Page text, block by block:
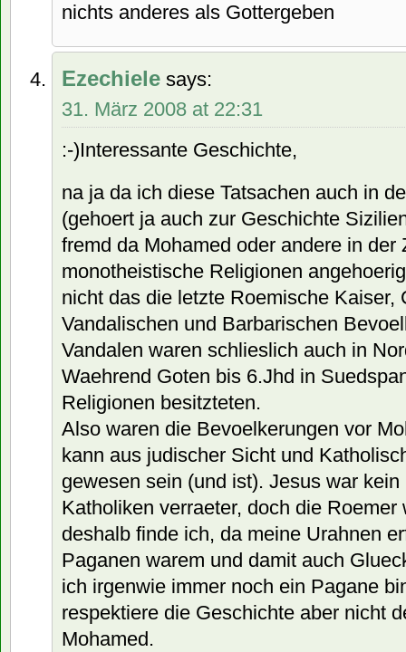
nichts anderes als Gottergeben
Ezechiele says:
31. März 2008 at 22:31
:-)Interessante Geschichte,
na ja da ich diese Tatsachen auch in
(gehoert ja auch zur Geschichte
fremd da Mohamed oder andere in der
monotheistische Religionen
nicht das die letzte Roemische Kaiser,
Vandalischen und Barbarischen
Vandalen waren schlieslich auch in
Waehrend Goten bis 6.Jhd in
Religionen besitzteten.
Also waren die Bevoelkerungen vor
kann aus judischer Sicht und
gewesen sein (und ist). Jesus war
Katholiken verraeter, doch die
deshalb finde ich, da meine Urahnen
Paganen warem und damit auch
ich irgenwie immer noch ein Pagane
respektiere die Geschichte aber nicht
Mohamed.